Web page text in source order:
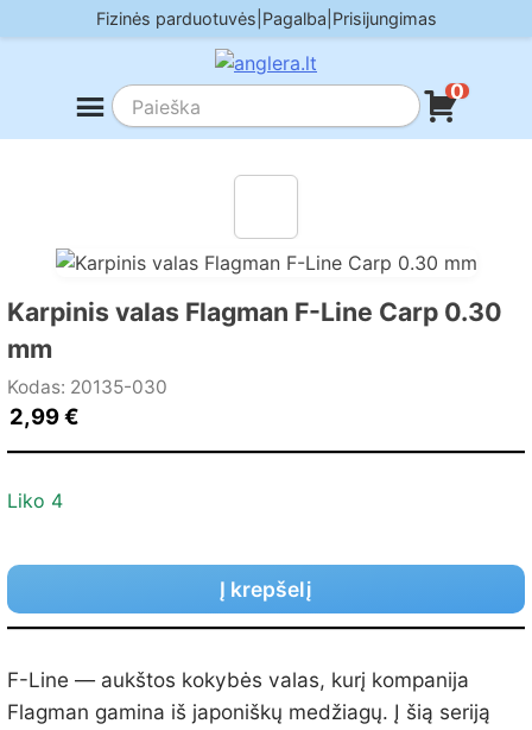
to
Fizinės parduotuvės Pagalba Prisijungimas
0
Karpinis valas Flagman F-Line Carp 0.30
mm
Kodas: 20135-030
2,99€
Liko 4
Į krepšelį
F-Line — aukštos kokybės valas, kurį kompanija
Flagman gamina iš japoniškų medžiagų. Į šią seriją